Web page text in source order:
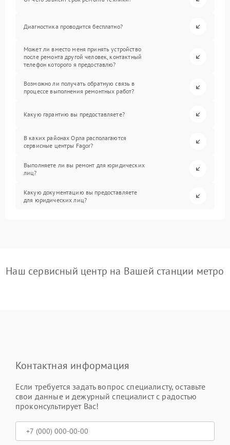
Диагностика проводится бесплатно?
Может ли вместо меня принять устройство
после ремонта другой человек, контактный
телефон которого я предоставлю?
Возможно ли получать обратную связь в
процессе выполнения ремонтных работ?
Какую гарантию вы предоставляете?
В каких районах Орла располагаются
сервисные центры Fagor?
Выполняете ли вы ремонт для юридических
лиц?
Какую документацию вы предоставляете
для юридических лиц?
Наш сервисный центр на Вашей станции метро
Контактная информация
Если требуется задать вопрос специалисту, оставьте
свои данные и дежурный специалист с радостью
проконсультирует Вас!